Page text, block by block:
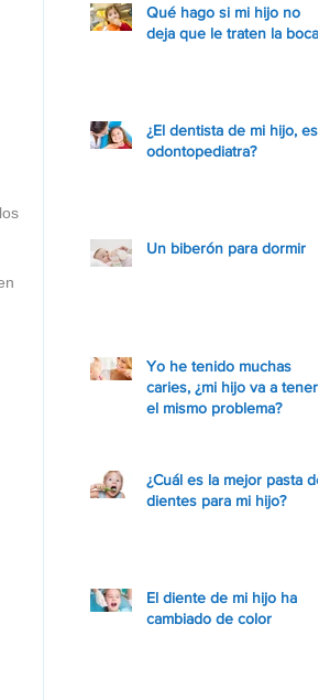
Qué hago si mi hijo no
deja que le traten la boca.
¿El dentista de mi hijo, es
odontopediatra?
Un biberón para dormir
Yo he tenido muchas
caries, ¿mi hijo va a tener
el mismo problema?
¿Cuál es la mejor pasta de
dientes para mi hijo?
El diente de mi hijo ha
cambiado de color